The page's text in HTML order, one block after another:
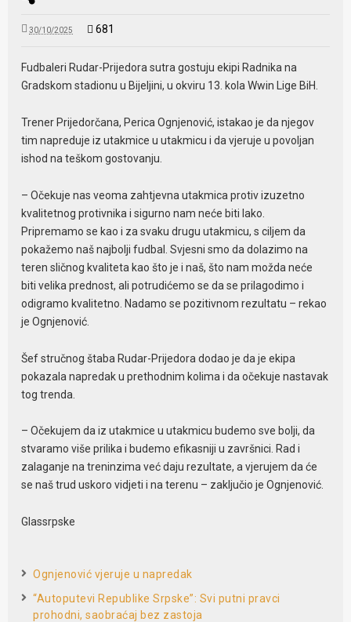
30/10/2025 681
Fudbaleri Rudar-Prijedora sutra gostuju ekipi Radnika na
Gradskom stadionu u Bijeljini, u okviru 13. kola Wwin Lige BiH.
Trener Prijedorčana, Perica Ognjenović, istakao je da njegov
tim napreduje iz utakmice u utakmicu i da vjeruje u povoljan
ishod na teškom gostovanju.
– Očekuje nas veoma zahtjevna utakmica protiv izuzetno
kvalitetnog protivnika i sigurno nam neće biti lako.
Pripremamo se kao i za svaku drugu utakmicu, s ciljem da
pokažemo naš najbolji fudbal. Svjesni smo da dolazimo na
teren sličnog kvaliteta kao što je i naš, što nam možda neće
biti velika prednost, ali potrudićemo se da se prilagodimo i
odigramo kvalitetno. Nadamo se pozitivnom rezultatu – rekao
je Ognjenović.
Šef stručnog štaba Rudar-Prijedora dodao je da je ekipa
pokazala napredak u prethodnim kolima i da očekuje nastavak
tog trenda.
– Očekujem da iz utakmice u utakmicu budemo sve bolji, da
stvaramo više prilika i budemo efikasniji u završnici. Rad i
zalaganje na treninzima već daju rezultate, a vjerujem da će
se naš trud uskoro vidjeti i na terenu – zaključio je Ognjenović.
Glassrpske
Ognjenović vjeruje u napredak
“Autoputevi Republike Srpske”: Svi putni pravci
prohodni, saobraćaj bez zastoja